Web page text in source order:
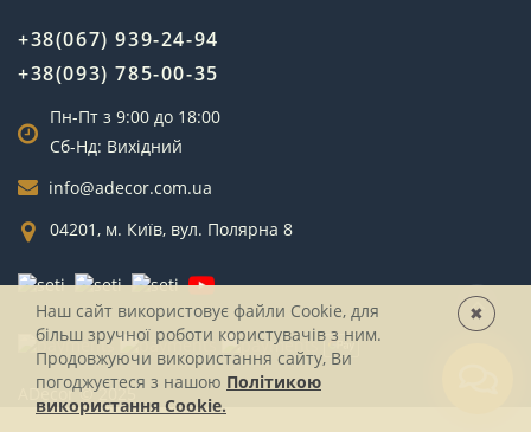
+38(067) 939-24-94
+38(093) 785-00-35
Пн-Пт з 9:00 до 18:00
Сб-Нд: Вихідний
info@adecor.com.ua
04201, м. Київ, вул. Полярна 8
ADecor © 2025
Наш сайт використовує файли Cookie, для
більш зручної роботи користувачів з ним.
Продовжуючи використання сайту, Ви
погоджуєтеся з нашою Політикою
використання Cookie.
✖